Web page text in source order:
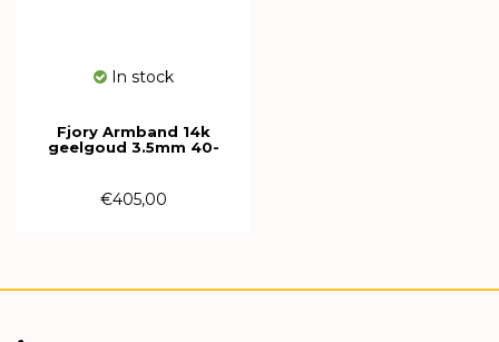
In stock
Fjory Armband 14k
geelgoud 3.5mm 40-
€405,00